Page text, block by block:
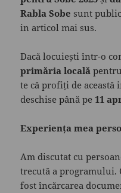
Rabla Sobe sunt
in articol mai sus.
Dacă locuiești într-o
primăria locală
te că profiți de
deschise până pe11
Experiența mea
Am discutat cu
trecută a programului.
fost încărcarea